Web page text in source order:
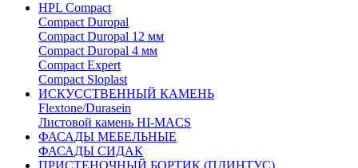
HPL Compact
Compact Duropal
Compact Duropal 12 мм
Compact Duropal 4 мм
Compact Expert
Compact Sloplast
ИСКУССТВЕННЫЙ КАМЕНЬ
Flextone/Durasein
Листовой камень HI-MACS
ФАСАДЫ МЕБЕЛЬНЫЕ
ФАСАДЫ СИДАК
ПРИСТЕНОЧНЫЙ БОРТИК (ПЛИНТУС)